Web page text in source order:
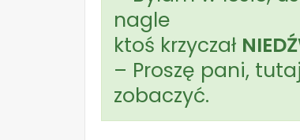
nagle
ktoś krzyczał
– Proszę pani,
zobaczyć.